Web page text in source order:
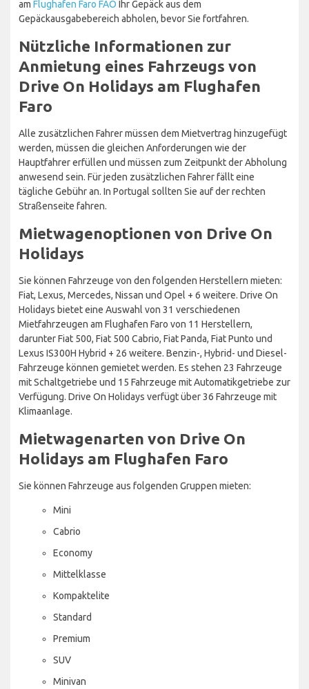
am Flughafen Faro FAO Ihr Gepäck aus dem
Gepäckausgabebereich abholen, bevor Sie fortfahren.
Nützliche Informationen zur
Anmietung eines Fahrzeugs von
Drive On Holidays am Flughafen
Faro
Alle zusätzlichen Fahrer müssen dem Mietvertrag hinzugefügt
werden, müssen die gleichen Anforderungen wie der
Hauptfahrer erfüllen und müssen zum Zeitpunkt der Abholung
anwesend sein. Für jeden zusätzlichen Fahrer fällt eine
tägliche Gebühr an. In Portugal sollten Sie auf der rechten
Straßenseite fahren.
Mietwagenoptionen von Drive On
Holidays
Sie können Fahrzeuge von den folgenden Herstellern mieten:
Fiat, Lexus, Mercedes, Nissan und Opel + 6 weitere. Drive On
Holidays bietet eine Auswahl von 31 verschiedenen
Mietfahrzeugen am Flughafen Faro von 11 Herstellern,
darunter Fiat 500, Fiat 500 Cabrio, Fiat Panda, Fiat Punto und
Lexus IS300H Hybrid + 26 weitere. Benzin-, Hybrid- und Diesel-
Fahrzeuge können gemietet werden. Es stehen 23 Fahrzeuge
mit Schaltgetriebe und 15 Fahrzeuge mit Automatikgetriebe zur
Verfügung. Drive On Holidays verfügt über 36 Fahrzeuge mit
Klimaanlage.
Mietwagenarten von Drive On
Holidays am Flughafen Faro
Sie können Fahrzeuge aus folgenden Gruppen mieten:
Mini
Cabrio
Economy
Mittelklasse
Kompaktelite
Standard
Premium
SUV
Minivan